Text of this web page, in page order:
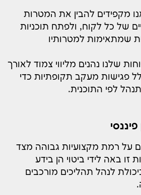
מקפידים להבין את המטרות
של כל לקוח, ולפתח תוכניות
שמתאימות למטרותיו
שלנו נהנים מליווי צמוד לאורך
פגישות מעקב תקופתיות כדי
לפי התוכנית.
על רמת מקצועיות גבוהה מצד
זו באה לידי ביטוי הן בידע
לנהל תהליכים מורכבים